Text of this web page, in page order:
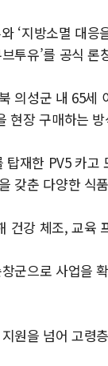
‘지방소멸 대
투유’를 공식 론
의성군 내 65세
현장 구매하는
재한 PV5 카
갖춘 다양한 식
건강 체조, 교육
군으로 사업을
원을 넘어 고